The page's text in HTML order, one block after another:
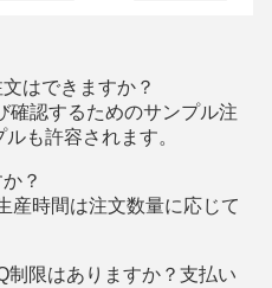
はできますか？
確認するためのサンプル注
も許容されます。
？
産時間は注文数量に応じて
制限はありますか？支払い